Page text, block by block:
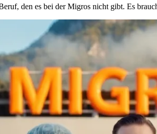
den es bei der Migros nicht gibt. Es